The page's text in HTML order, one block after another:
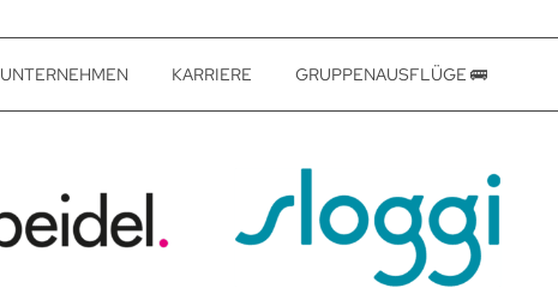
UNTERNEHMEN KARRIERE GRUPPENAUSFLÜGE 🚌